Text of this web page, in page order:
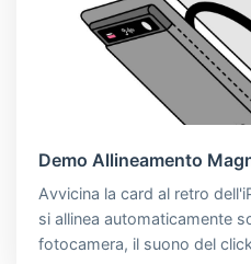
Demo Allineamento
Avvicina la card al retro
si allinea automaticamente
fotocamera, il suono del